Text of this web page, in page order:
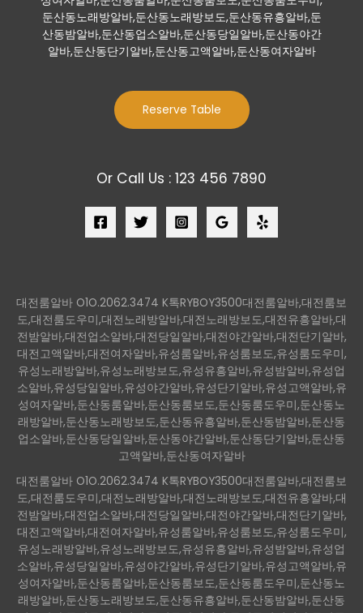
둔산동노래방알바,둔산동노래방보도,둔산동유흥알바,둔
산동밤알바,둔산동업소알바,둔산동당일알바,둔산동야간
알바,둔산동단기알바,둔산동고액알바,둔산동여자알바
Reserve Table
Or Call Us : 123 456 7890
대전룸알바 O1O.2062.3474 K톡RYBOY3500대전룸알바,대전룸보
도,대전룸도우미,대전노래방알바,대전노래방보도,대전유흥알바,대
전밤알바,대전업소알바,대전당일알바,대전야간알바,대전단기알바,
대전고액알바,대전여자알바,유성룸알바,유성룸보도,유성룸도우미,
유성노래방알바,유성노래방보도,유성유흥알바,유성밤알바,유성업
소알바,유성당일알바,유성야간알바,유성단기알바,유성고액알바,유
성여자알바,둔산동룸알바,둔산동룸보도,둔산동룸도우미,둔산동노
래방알바,둔산동노래방보도,둔산동유흥알바,둔산동밤알바,둔산동
업소알바,둔산동당일알바,둔산동야간알바,둔산동단기알바,둔산동
고액알바,둔산동여자알바
대전룸알바 O1O.2062.3474 K톡RYBOY3500대전룸알바,대전룸보
도,대전룸도우미,대전노래방알바,대전노래방보도,대전유흥알바,대
전밤알바,대전업소알바,대전당일알바,대전야간알바,대전단기알바,
대전고액알바,대전여자알바,유성룸알바,유성룸보도,유성룸도우미,
유성노래방알바,유성노래방보도,유성유흥알바,유성밤알바,유성업
소알바,유성당일알바,유성야간알바,유성단기알바,유성고액알바,유
성여자알바,둔산동룸알바,둔산동룸보도,둔산동룸도우미,둔산동노
래방알바,둔산동노래방보도,둔산동유흥알바,둔산동밤알바,둔산동